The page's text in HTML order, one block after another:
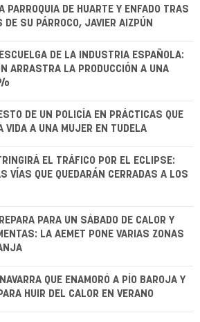
PARROQUIA DE HUARTE Y ENFADO TRAS
DE SU PÁRROCO, JAVIER AIZPÚN
DE LA INDUSTRIA ESPAÑOLA:
ARRASTRA LA PRODUCCIÓN A UNA
DE UN POLICÍA EN PRÁCTICAS QUE
VIDA A UNA MUJER EN TUDELA
EL TRÁFICO POR EL ECLIPSE:
VÍAS QUE QUEDARÁN CERRADAS A LOS
PARA UN SÁBADO DE CALOR Y
LA AEMET PONE VARIAS ZONAS
QUE ENAMORÓ A PÍO BAROJA Y
HUIR DEL CALOR EN VERANO